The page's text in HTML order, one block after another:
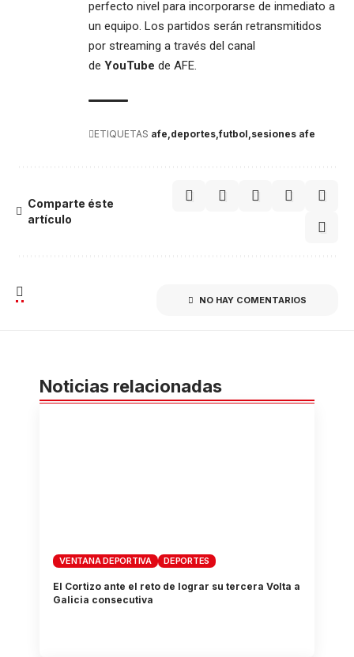
perfecto nivel para incorporarse de inmediato a
un equipo. Los partidos serán retransmitidos
por streaming a través del canal
de YouTube de AFE.
ETIQUETAS afe deportes futbol sesiones afe
Comparte éste
artículo
NO HAY COMENTARIOS
Noticias relacionadas
VENTANA DEPORTIVA DEPORTES
El Cortizo ante el reto de lograr su tercera Volta a
Galicia consecutiva